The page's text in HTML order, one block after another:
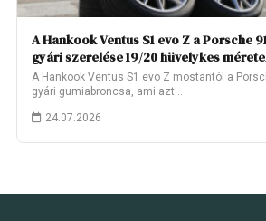
A Hankook Ventus S1 evo Z a Porsche
gyári szerelése 19/20 hüvelykes
A Hankook Ventus S1 evo Z mostantól a
gyári gumiabroncsa, ami azt…
24.07.2026